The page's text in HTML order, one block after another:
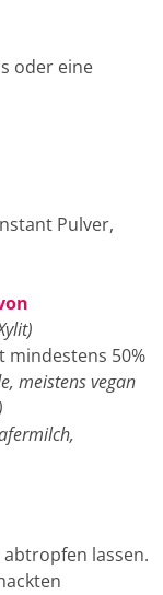
oder eine
Pulver,
mindestens 50%
meistens vegan
lassen.